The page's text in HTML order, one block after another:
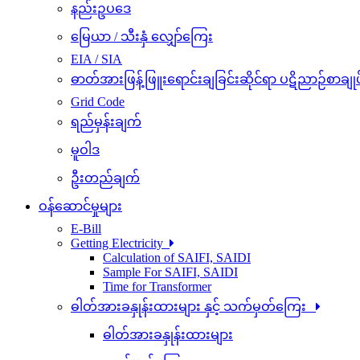
နည်းဥပဒေ
မြေယာ / သီးနှံ လျှော်ကြေး
EIA / SIA
ဓာတ်အားဖြန့်ဖြူးရောင်းချခြင်းဆိုင်ရာ ပဋိညာဉ်စာချု
Grid Code
ရည်မှန်းချက်
မူဝါဒ
ဦးတည်ချက်
ဝန်ဆောင်မှုများ
E-Bill
Getting Electricity
Calculation of SAIFI, SAIDI
Sample For SAIFI, SAIDI
Time for Transformer
ဓါတ်အားခနှုန်းထားများ နှင့် သက်မှတ်ကြေး
ဓါတ်အားခနှုန်းထားများ